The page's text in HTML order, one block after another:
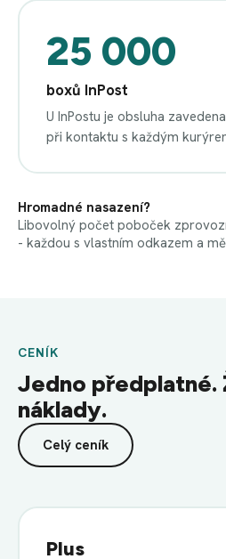
25 000
boxů InPost
U InPostu je obsluha
při kontaktu s každým
Hromadné nasazení?
Libovolný počet poboček
- každou s vlastním odkazem a
CENÍK
Jedno předplatné.
náklady.
Celý ceník
Plus